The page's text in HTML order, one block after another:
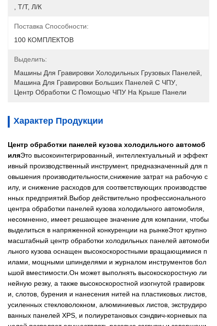
, Т/Т, Л/К
Поставка Способности:
100 КОМПЛЕКТОВ
Выделить:
Машины Для Гравировки Холодильных Грузовых Панелей
Машина Для Гравировки Больших Панелей С ЧПУ
Центр Обработки С Помощью ЧПУ На Крыше Панели
Характер Продукции
Центр обработки панелей кузова холодильного автомоб
иляЭто высокоинтегрированный, интеллектуальный и эффект
ивный производственный инструмент, предназначенный для п
овышения производительности,снижение затрат на рабочую с
илу, и снижение расходов для соответствующих производстве
нных предприятий.Выбор действительно профессионального
центра обработки панелей кузова холодильного автомобиля,
несомненно, имеет решающее значение для компании, чтобы
выделиться в напряженной конкуренции на рынкеЭтот крупно
масштабный центр обработки холодильных панелей автомоби
льного кузова оснащен высокоскоростными вращающимися п
илами, мощными шпинделями и журналом инструментов бол
ьшой вместимости.Он может выполнять высокоскоростную ли
нейную резку, а также высокоскоростной изогнутой гравировк
и, слотов, бурения и нанесения нитей на пластиковых листов,
усиленных стекловолокном, алюминиевых листов, экструдиро
ванных панелей XPS, и полиуретановых сэндвич-корневых па